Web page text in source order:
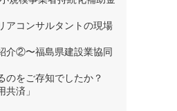
アコンサルタントの現場
介②〜福島県建設業協同
のをご存知でしたか？
共済」